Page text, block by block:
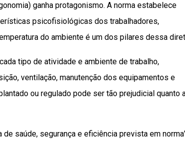
ganha protagonismo. A norma estabelece
psicofisiológicas dos trabalhadores,
do ambiente é um dos pilares dessa
tipo de atividade e ambiente de trabalho,
ventilação, manutenção dos equipamentos e
ou regulado pode ser tão prejudicial quanto
saúde, segurança e eficiência prevista em